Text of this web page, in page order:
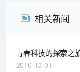
相关新闻
青春科技的探索之
研讨会圆满结束
2016-12-01